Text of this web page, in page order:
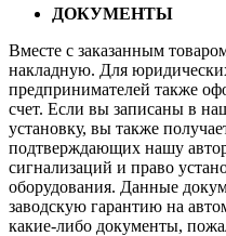
ДОКУМЕНТЫ
Вместе с заказанным
накладную. Для
предпринимателей также
счет. Если вы записаны в
установку, вы также
подтверждающих нашу
сигнализаций и право
оборудования. Данные
заводскую гарантию на
какие-либо документы,